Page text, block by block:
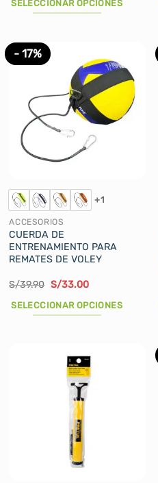
era:
es:
SELECCIONAR OPCIONES
tiene
múltiples
opciones
pueden
elegir
la
página
de
producto
- 17%
+1
ACCESORIOS
CUERDA DE
ENTRENAMIENTO PARA
REMATES DE VOLEY
S/39.90 El
original
era:
S/33.00El
actual
es:
SELECCIONAR OPCIONES